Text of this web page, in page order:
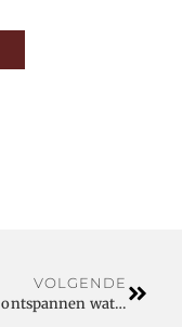
VOLGENDE
Het luxe ontspannen wat kamperen heet